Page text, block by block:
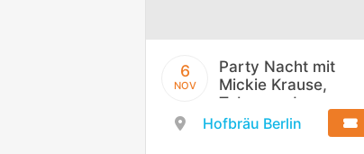
6
NOV
Party Nacht mit
Mickie Krause,
Tobee und
Flottn3er
Hofbräu Berlin